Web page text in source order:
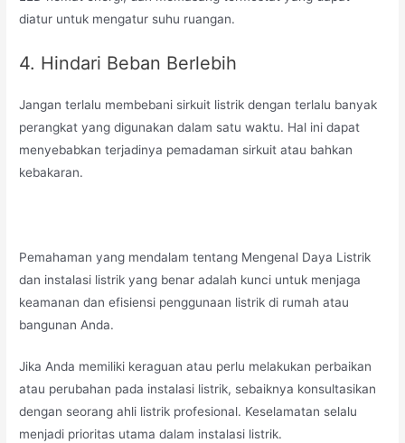
diatur untuk mengatur suhu ruangan.
4. Hindari Beban Berlebih
Jangan terlalu membebani sirkuit listrik dengan terlalu banyak
perangkat yang digunakan dalam satu waktu. Hal ini dapat
menyebabkan terjadinya pemadaman sirkuit atau bahkan
kebakaran.
Pemahaman yang mendalam tentang Mengenal Daya Listrik
dan instalasi listrik yang benar adalah kunci untuk menjaga
keamanan dan efisiensi penggunaan listrik di rumah atau
bangunan Anda.
Jika Anda memiliki keraguan atau perlu melakukan perbaikan
atau perubahan pada instalasi listrik, sebaiknya konsultasikan
dengan seorang ahli listrik profesional. Keselamatan selalu
menjadi prioritas utama dalam instalasi listrik.